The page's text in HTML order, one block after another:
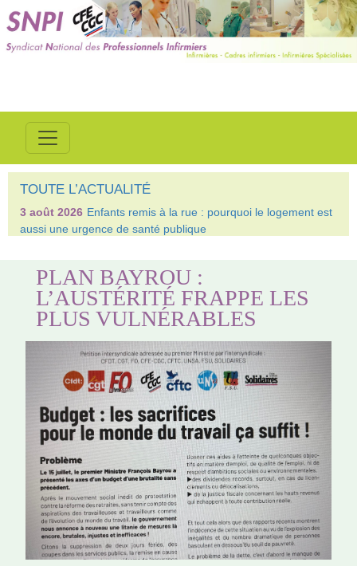
TOUTE L’ACTUALITÉ
3 août 2026 Enfants remis à la rue : pourquoi le logement est
aussi une urgence de santé publique
PLAN BAYROU :
L’AUSTÉRITÉ FRAPPE LES
PLUS VULNÉRABLES